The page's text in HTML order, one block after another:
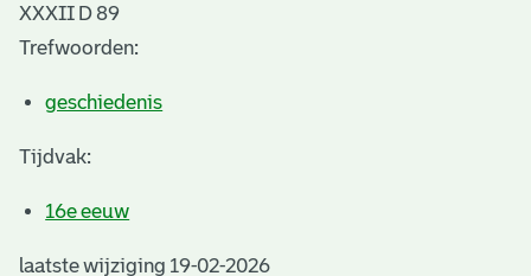
XXXII D 89
Trefwoorden:
geschiedenis
Tijdvak:
16e eeuw
laatste wijziging 19-02-2026